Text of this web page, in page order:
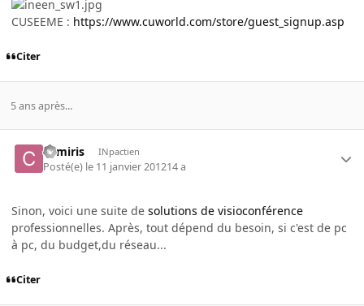
CUSEEME : https://www.cuworld.com/store/guest_signup.asp
Citer
5 ans après...
comiris INpactien
Posté(e) le 11 janvier 201214 a
Sinon, voici une suite de solutions de visioconférence
professionnelles. Après, tout dépend du besoin, si c'est de pc
à pc, du budget,du réseau...
Citer